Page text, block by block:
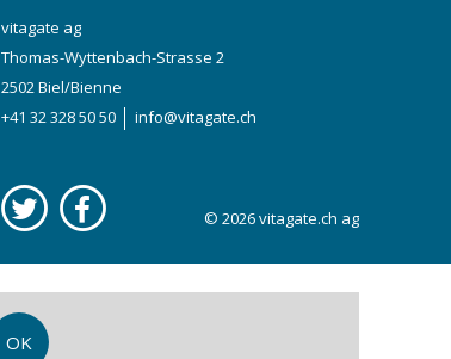
vitagate ag
Thomas-Wyttenbach-Strasse 2
2502 Biel/Bienne
+41 32 328 50 50
info@vitagate.ch
© 2026vitagate.ch ag
OK